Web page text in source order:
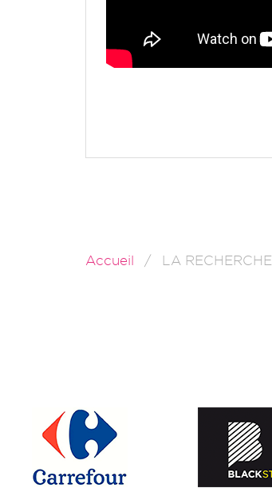
Accueil LA RECHERCHE